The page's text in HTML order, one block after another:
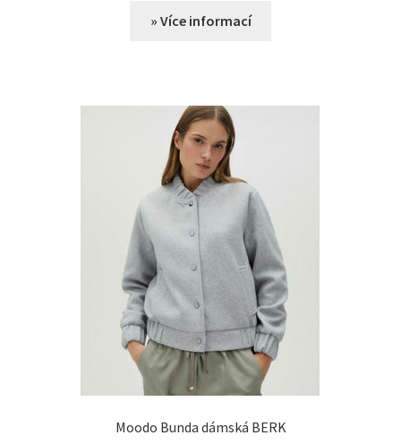
» Více informací
Moodo Bunda dámská BERK